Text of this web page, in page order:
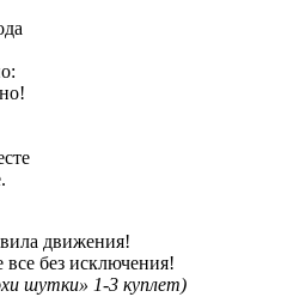
движения!
без исключения!
шутки» 1-3 куплет)